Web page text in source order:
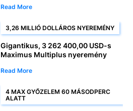
Read More
3,26 MILLIÓ DOLLÁROS NYEREMÉNY
Gigantikus, 3 262 400,00 USD-s
Maximus Multiplus nyeremény
Read More
4 MAX GYŐZELEM 60 MÁSODPERC
ALATT